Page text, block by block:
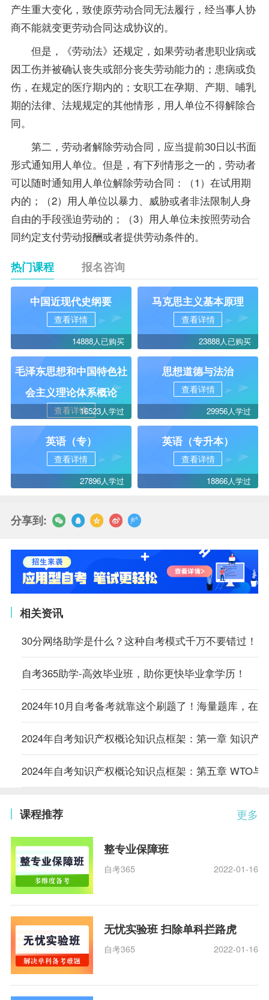
产生重大变化，致使原劳动合同无法履行，经当事人协
商不能就变更劳动合同达成协议的。
但是，《劳动法》还规定，如果劳动者患职业病或
因工伤并被确认丧失或部分丧失劳动能力的；患病或负
伤，在规定的医疗期内的；女职工在孕期、产期、哺乳
期的法律、法规规定的其他情形，用人单位不得解除合
同。
第二，劳动者解除劳动合同，应当提前30日以书面
形式通知用人单位。但是，有下列情形之一的，劳动者
可以随时通知用人单位解除劳动合同：（1）在试用期
内的；（2）用人单位以暴力、威胁或者非法限制人身
自由的手段强迫劳动的；（3）用人单位未按照劳动合
同约定支付劳动报酬或者提供劳动条件的。
热门课程 报名咨询
中国近现代史纲要
查看详情
14888人已购买
马克思主义基本原理
查看详情
23888人已购买
毛泽东思想和中国特色社
会主义理论体系概论
查看详情16523人学过
思想道德与法治
查看详情
29956人学过
英语（专）
查看详情
27896人学过
英语（专升本）
查看详情
18866人学过
分享到:
相关资讯
30分网络助学是什么？这种自考模式千万不要错过！
自考365助学-高效毕业班，助你更快毕业拿学历！
2024年10月自考备考就靠这个刷题了！海量题库，在
2024年自考知识产权概论知识点框架：第一章 知识产
2024年自考知识产权概论知识点框架：第五章 WTO与
更多
课程推荐
整专业保障班
自考365 2022-01-16
无忧实验班 扫除单科拦路虎
自考365 2022-01-16